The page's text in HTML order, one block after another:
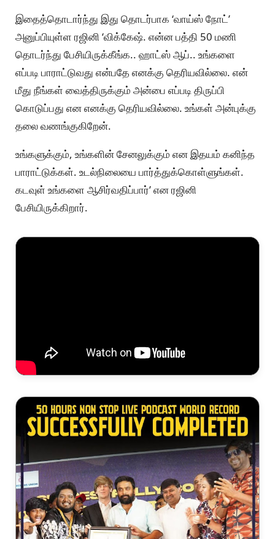
இதைத்தொடார்ந்து இது தொடர்பாக ‘வாய்ஸ் நோட்’
அனுப்பியுள்ள ரஜினி ‘விக்கேஷ். என்ன பத்தி 50 மணி
தொடர்ந்து பேசியிருக்கீங்க.. ஹாட்ஸ் ஆப்.. உங்களை
எப்படி பாராட்டுவது என்பதே எனக்கு தெரியவில்லை. என்
மீது நீங்கள் வைத்திருக்கும் அன்பை எப்படி திருப்பி
கொடுப்பது என எனக்கு தெரியவில்லை. உங்கள் அன்புக்கு
தலை வணங்குகிறேன்.
உங்களுக்கும், உங்களின் சேனலுக்கும் என இதயம் கனிந்த
பாராட்டுக்கள். உடல்நிலையை பார்த்துக்கொள்ளுங்கள்.
கடவுள் உங்களை ஆசிர்வதிப்பார்’ என ரஜினி
பேசியிருக்கிறார்.